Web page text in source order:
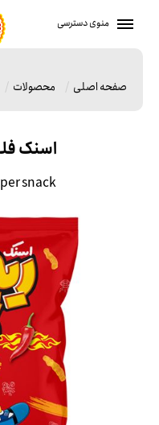
منوی دسترسی
صفحه اصلی محصولات
اسنک
snack